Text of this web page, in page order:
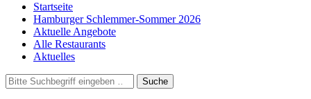
Startseite
Hamburger Schlemmer-Sommer 2026
Aktuelle Angebote
Alle Restaurants
Aktuelles
Suche